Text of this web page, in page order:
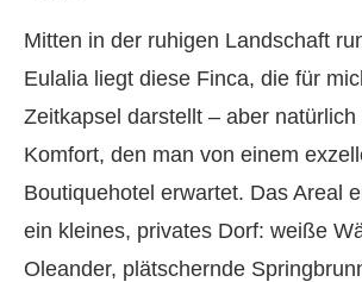
Mitten in der ruhigen Landschaft
Eulalia liegt diese Finca, die für
Zeitkapsel darstellt – aber natürlich
Komfort, den man von einem
Boutiquehotel erwartet. Das Areal
ein kleines, privates Dorf: weiße
Oleander, plätschernde